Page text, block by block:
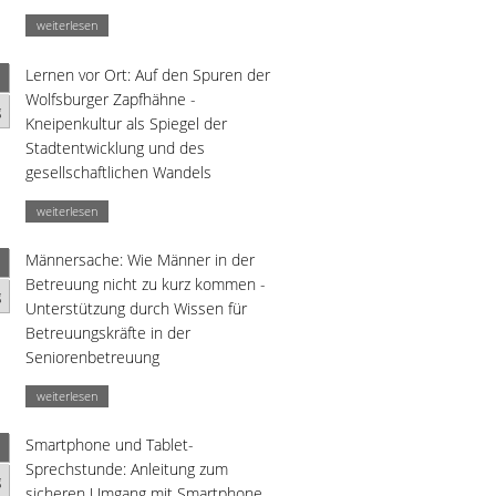
weiterlesen
Lernen vor Ort: Auf den Spuren der
Wolfsburger Zapfhähne -
Kneipenkultur als Spiegel der
Stadtentwicklung und des
gesellschaftlichen Wandels
weiterlesen
Männersache: Wie Männer in der
Betreuung nicht zu kurz kommen -
Unterstützung durch Wissen für
Betreuungskräfte in der
Seniorenbetreuung
weiterlesen
Smartphone und Tablet-
Sprechstunde: Anleitung zum